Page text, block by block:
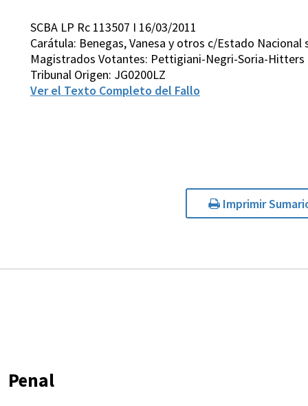
SCBA LP Rc 113507 I 16/03/2011
Carátula: Benegas, Vanesa y otros c/Estado Nacional
Magistrados Votantes: Pettigiani-Negri-Soria-Hitters
Tribunal Origen: JG0200LZ
Ver el Texto Completo del Fallo
Imprimir
Penal